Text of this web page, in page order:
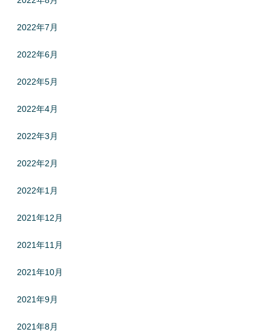
2022年7月
2022年6月
2022年5月
2022年4月
2022年3月
2022年2月
2022年1月
2021年12月
2021年11月
2021年10月
2021年9月
2021年8月